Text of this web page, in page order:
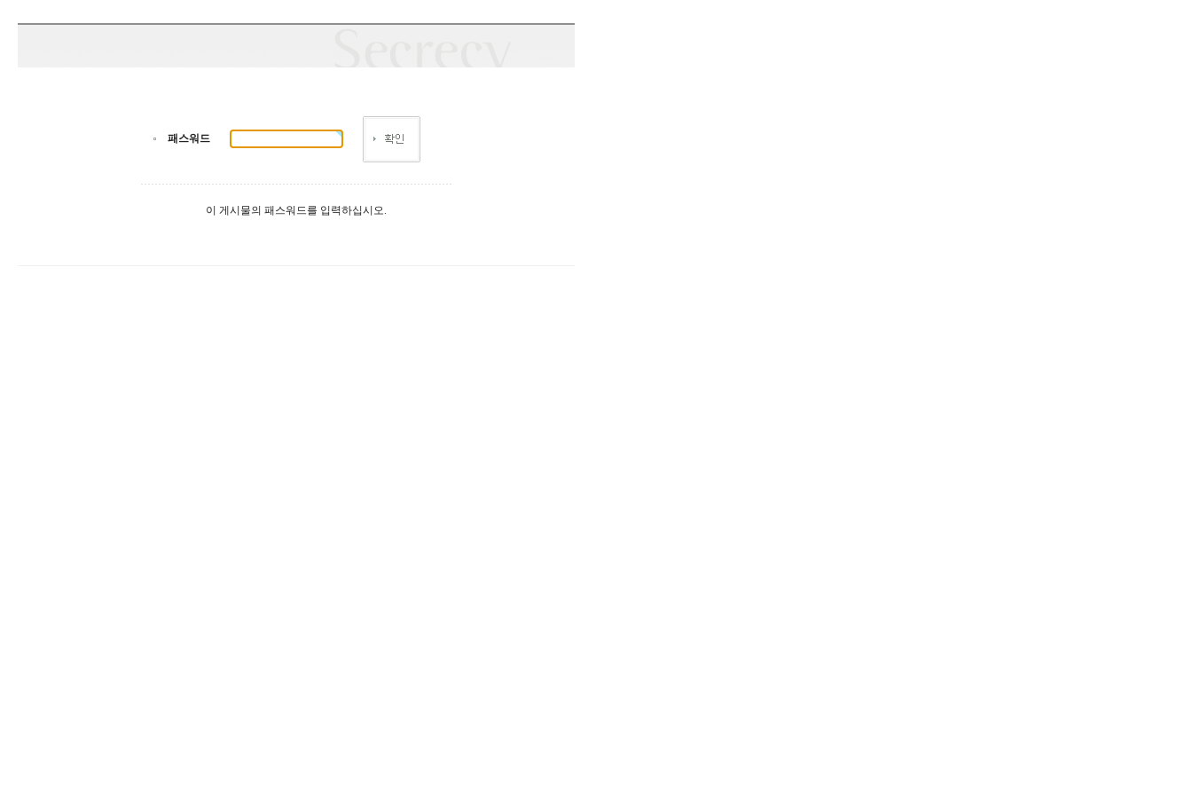
패스워드
이 게시물의 패스워드를 입력하십시오.